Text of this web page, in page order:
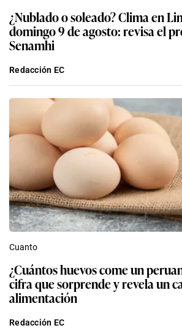
¿Nublado o soleado? Clima en
domingo 9 de agosto: revisa el
Senamhi
Redacción EC
Cuanto
¿Cuántos huevos come un
cifra que sorprende y revela un
alimentación
Redacción EC